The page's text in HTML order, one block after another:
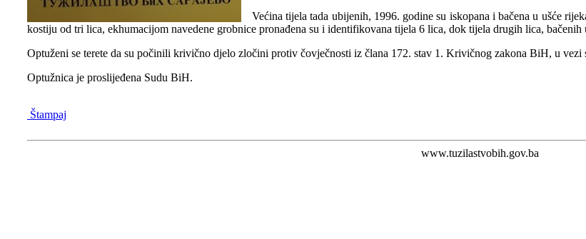
Većina tijela tada ubijenih, 1996. godine su iskopana i bačena u ušće
kostiju od tri lica, ekhumacijom navedene grobnice pronađena su i identifikovana tijela 6 lica, dok tijela drugih lica, bačenih
Optuženi se terete da su počinili krivično djelo zločini protiv čovječnosti iz člana 172. stav 1. Krivičnog zakona BiH, u
Optužnica je proslijeđena Sudu BiH.
Štampaj
www.tuzilastvobih.gov.ba